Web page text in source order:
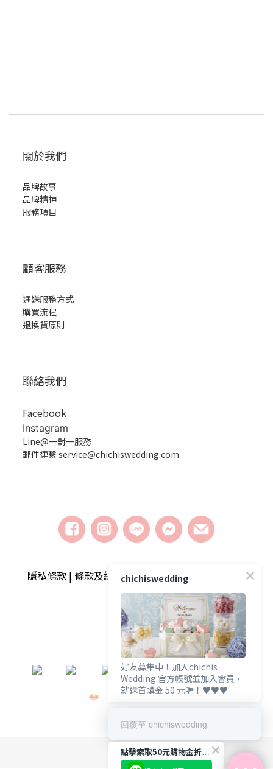
關於我們
品牌故事
品牌精神
服務項目
顧客服務
運送服務方式
購買流程
退換貨原則
聯絡我們
Facebook
Instagram
Line@一對一服務
郵件連繫 service@chichiswedding.com
隱私條款 | 條款及細則 | 2018 © chichiswedding婚
禮小物
chichiswedding
好友募集中！加入chichis
Wedding 官方帳號並加入會員，
就送首購金 50 元喔！♥️♥️♥️
回覆至 chichiswedding
點擊索取50元購物金折扣碼